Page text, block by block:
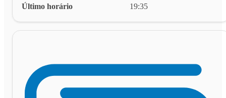
Último horário 19:35